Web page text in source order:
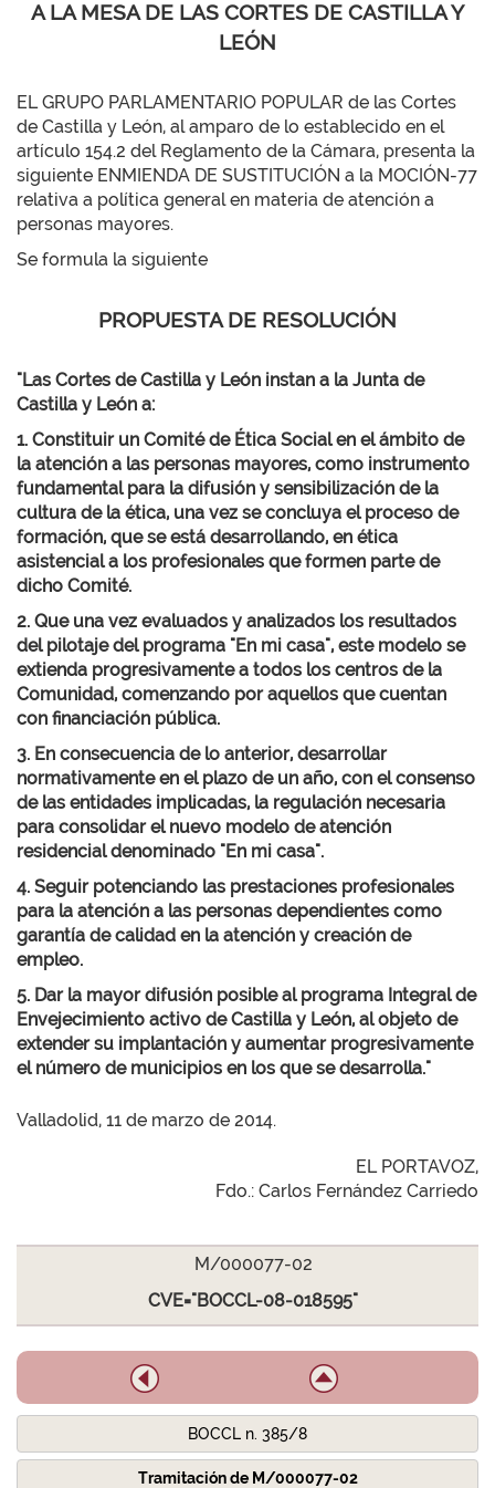
A LA MESA DE LAS CORTES DE CASTILLA Y
LEÓN
EL GRUPO PARLAMENTARIO POPULAR de las Cortes
de Castilla y León, al amparo de lo establecido en el
artículo 154.2 del Reglamento de la Cámara, presenta la
siguiente ENMIENDA DE SUSTITUCIÓN a la MOCIÓN-77
relativa a política general en materia de atención a
personas mayores.
Se formula la siguiente
PROPUESTA DE RESOLUCIÓN
"Las Cortes de Castilla y León instan a la Junta de
Castilla y León a:
1. Constituir un Comité de Ética Social en el ámbito de
la atención a las personas mayores, como instrumento
fundamental para la difusión y sensibilización de la
cultura de la ética, una vez se concluya el proceso de
formación, que se está desarrollando, en ética
asistencial a los profesionales que formen parte de
dicho Comité.
2. Que una vez evaluados y analizados los resultados
del pilotaje del programa "En mi casa", este modelo se
extienda progresivamente a todos los centros de la
Comunidad, comenzando por aquellos que cuentan
con financiación pública.
3. En consecuencia de lo anterior, desarrollar
normativamente en el plazo de un año, con el consenso
de las entidades implicadas, la regulación necesaria
para consolidar el nuevo modelo de atención
residencial denominado "En mi casa".
4. Seguir potenciando las prestaciones profesionales
para la atención a las personas dependientes como
garantía de calidad en la atención y creación de
empleo.
5. Dar la mayor difusión posible al programa Integral de
Envejecimiento activo de Castilla y León, al objeto de
extender su implantación y aumentar progresivamente
el número de municipios en los que se desarrolla."
Valladolid, 11 de marzo de 2014.
EL PORTAVOZ,
Fdo.: Carlos Fernández Carriedo
M/000077-02
CVE="BOCCL-08-018595"
BOCCL n. 385/8
Tramitación de M/000077-02